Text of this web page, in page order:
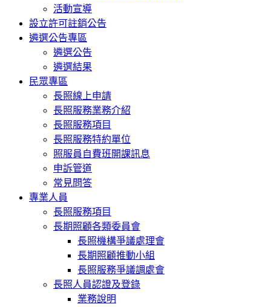
活動宣導
設立許可註銷公告
遴選公告專區
遴選公告
遴選結果
民眾專區
長照線上申請
長照服務業務介紹
長照服務項目
長照服務特約單位
照服員自費班開課訊息
申訴管道
常見問答
專業人員
長照服務項目
長期照顧各類委員會
長照機構爭議處理會
長期照顧推動小組
長照服務爭議調處會
長照人員認證及登錄
業務說明